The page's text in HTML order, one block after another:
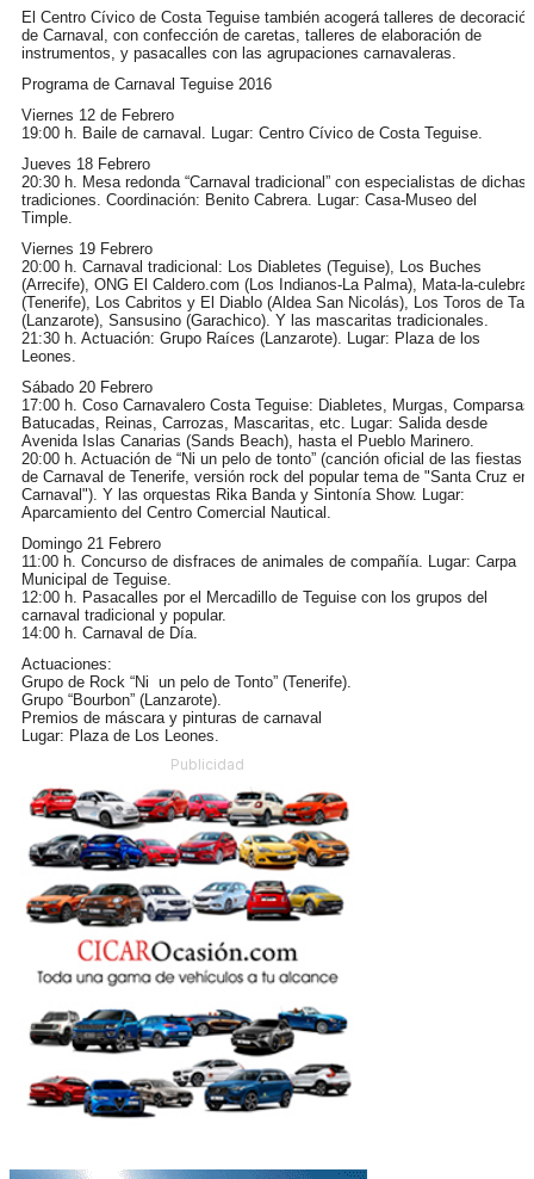
El Centro Cívico de Costa Teguise también acogerá talleres de decoración
de Carnaval, con confección de caretas, talleres de elaboración de
instrumentos, y pasacalles con las agrupaciones carnavaleras.
Programa de Carnaval Teguise 2016
Viernes 12 de Febrero
19:00 h. Baile de carnaval. Lugar: Centro Cívico de Costa Teguise.
Jueves 18 Febrero
20:30 h. Mesa redonda “Carnaval tradicional” con especialistas de dichas
tradiciones. Coordinación: Benito Cabrera. Lugar: Casa-Museo del
Timple.
Viernes 19 Febrero
20:00 h. Carnaval tradicional: Los Diabletes (Teguise), Los Buches
(Arrecife), ONG El Caldero.com (Los Indianos-La Palma), Mata-la-culebra
(Tenerife), Los Cabritos y El Diablo (Aldea San Nicolás), Los Toros de Tao
(Lanzarote), Sansusino (Garachico). Y las mascaritas tradicionales.
21:30 h. Actuación: Grupo Raíces (Lanzarote). Lugar: Plaza de los
Leones.
Sábado 20 Febrero
17:00 h. Coso Carnavalero Costa Teguise: Diabletes, Murgas,
Batucadas, Reinas, Carrozas, Mascaritas, etc. Lugar: Salida desde
Avenida Islas Canarias (Sands Beach), hasta el Pueblo Marinero.
20:00 h. Actuación de “Ni un pelo de tonto” (canción oficial de las fiestas
de Carnaval de Tenerife, versión rock del popular tema de "Santa Cruz en
Carnaval"). Y las orquestas Rika Banda y Sintonía Show. Lugar:
Aparcamiento del Centro Comercial Nautical.
Domingo 21 Febrero
11:00 h. Concurso de disfraces de animales de compañía. Lugar: Carpa
Municipal de Teguise.
12:00 h. Pasacalles por el Mercadillo de Teguise con los grupos del
carnaval tradicional y popular.
14:00 h. Carnaval de Día.
Actuaciones:
Grupo de Rock “Ni un pelo de Tonto” (Tenerife).
Grupo “Bourbon” (Lanzarote).
Premios de máscara y pinturas de carnaval
Lugar: Plaza de Los Leones.
Publicidad